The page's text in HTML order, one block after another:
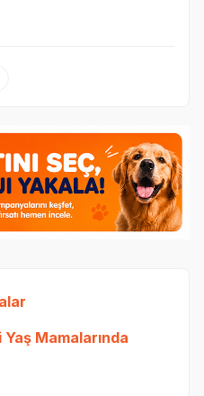
Mamalarında